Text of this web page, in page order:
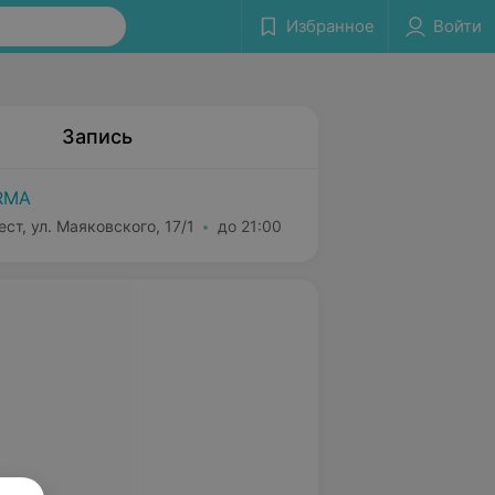
Избранное Войти
Запись
ул. Маяковского, 17/1 до 21:00